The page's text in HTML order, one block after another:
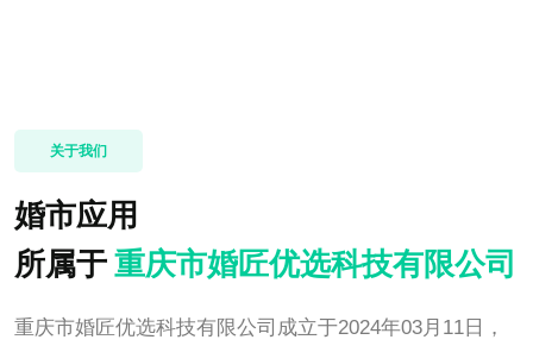
关于我们
婚市应用
所属于重庆市婚匠优选科技有限公司
重庆市婚匠优选科技有限公司成立于2024年03月11日，